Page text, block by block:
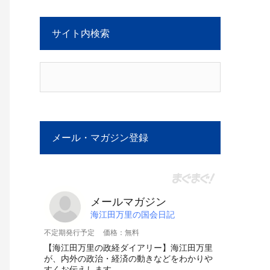
サイト内検索
メール・マガジン登録
メールマガジン
海江田万里の国会日記
不定期発行予定 価格：無料
【海江田万里の政経ダイアリー】海江田万里
が、内外の政治・経済の動きなどをわかりや